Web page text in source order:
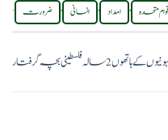
متحدہ , امداد , انسانی , ضرورت .
کے ہاتھوں 2 سالہ فلسطینی بچہ گرفتار